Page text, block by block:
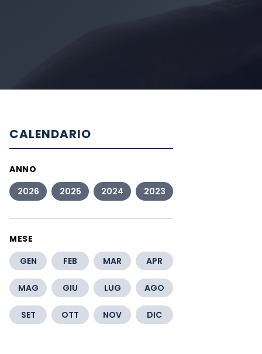
CALENDARIO
ANNO
2026
2025 2024 2023
MESE
GEN
FEB MAR APR
MAG GIU LUG AGO
SET OTT NOV DIC